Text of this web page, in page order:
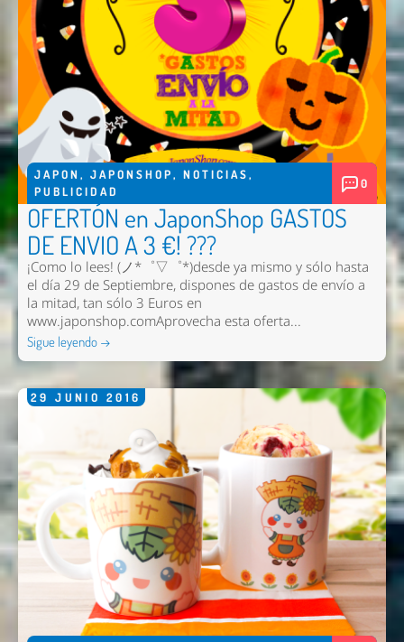
JAPON , JAPONSHOP, NOTICIAS,
PUBLICIDAD
0
OFERTÓN en JaponShop GASTOS
DE ENVIO A 3 €! ???
¡Como lo lees! (ノ*゜▽゜*)desde ya mismo y sólo hasta
el día 29 de Septiembre, dispones de gastos de envío a
la mitad, tan sólo 3 Euros en
www.japonshop.comAprovecha esta oferta...
Sigue leyendo →
29 JUNIO 2016